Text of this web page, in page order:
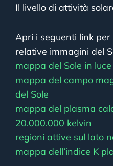
Il livello di attività
Apri i seguenti link
relative immagini del
mappa del Sole in
mappa del campo
del Sole
mappa del plasma
20.000.000 kelvin
regioni attive sul lato
mappa dell’indice K